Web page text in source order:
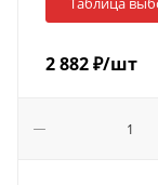
2 882₽/шт